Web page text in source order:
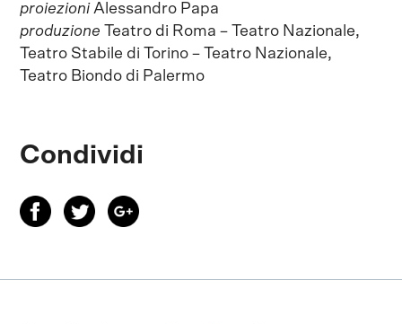
proiezioniAlessandro Papa
produzione
Teatro di Roma – Teatro Nazionale,
Teatro Stabile di Torino – Teatro Nazionale,
Teatro Biondo di Palermo
Condividi